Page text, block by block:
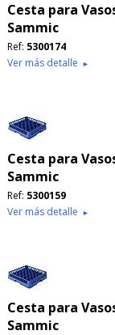
Cesta para
Sammic
Ref: 5300174
Ver más detalle ►
Cesta para
Sammic
Ref: 5300159
Ver más detalle ►
Cesta para
Sammic